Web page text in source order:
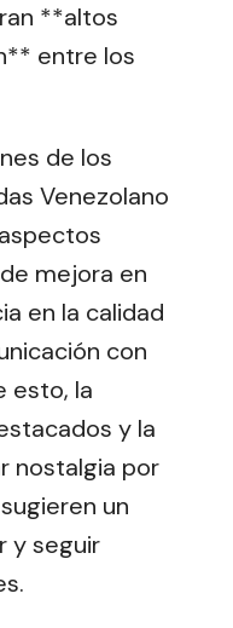
**altos
entre los
de los
Venezolano
mejora en
en la calidad
con
esto, la
y la
nostalgia por
un
y seguir